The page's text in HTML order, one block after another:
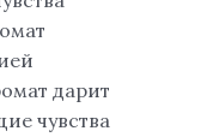
дарит
чувства